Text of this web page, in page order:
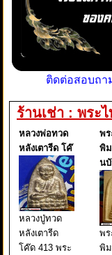
ติดต่อสอบถา
ร้านเช่า : พระ
หลวงพ่อทวด
หลังเตารีด โค๊
หลวงปู่ทวด
หลังเตารีด
โค๊ด 413 พระ
พร
พิ
น
พร
พิ